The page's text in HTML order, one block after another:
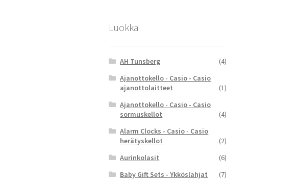
Luokka
AH Tunsberg
(4)
Ajanottokello - Casio - Casio
ajanottolaitteet
(1)
Ajanottokello - Casio - Casio
sormuskellot
(4)
Alarm Clocks - Casio - Casio
herätyskellot
(2)
Aurinkolasit
(6)
Baby Gift Sets - Ykköslahjat
(7)